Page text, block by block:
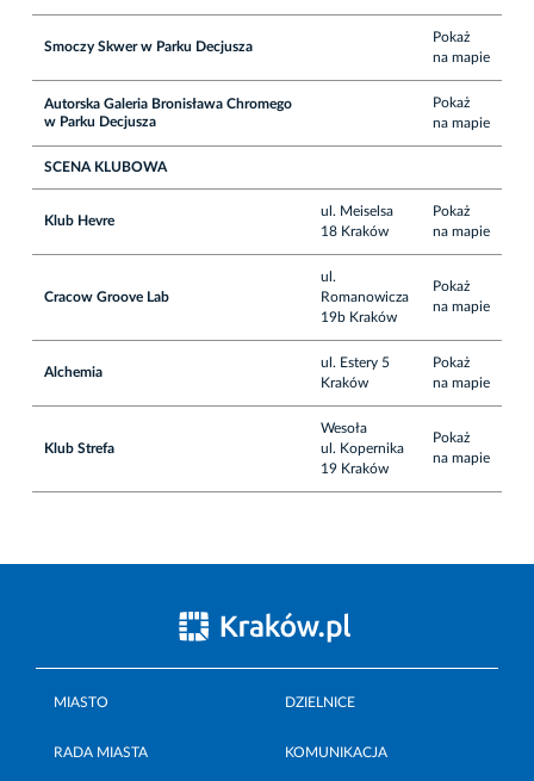
Smoczy Skwer w Parku Decjusza
Pokaż
na mapie
Autorska Galeria Bronisława Chromego
w Parku Decjusza
Pokaż
na mapie
SCENA KLUBOWA
Klub Hevre
ul. Meiselsa
18 Kraków
Pokaż
na mapie
Cracow Groove Lab
ul.
Romanowicza
19b Kraków
Pokaż
na mapie
Alchemia
ul. Estery 5
Kraków
Pokaż
na mapie
Klub Strefa
Wesoła
ul. Kopernika
19 Kraków
Pokaż
na mapie
MIASTO DZIELNICE
RADA MIASTA KOMUNIKACJA